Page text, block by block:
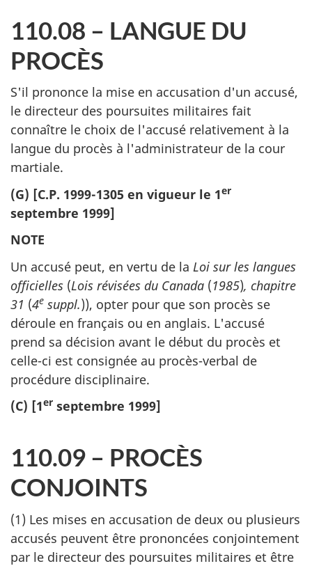
110.08 – LANGUE DU
PROCÈS
S'il prononce la mise en accusation d'un accusé,
le directeur des poursuites militaires fait
connaître le choix de l'accusé relativement à la
langue du procès à l'administrateur de la cour
martiale.
(G) [C.P. 1999-1305 en vigueur le 1er
septembre 1999]
NOTE
Un accusé peut, en vertu de la Loi sur les langues
officielles (Lois révisées du Canada (1985), chapitre
31 (4e suppl.)), opter pour que son procès se
déroule en français ou en anglais. L'accusé
prend sa décision avant le début du procès et
celle-ci est consignée au procès-verbal de
procédure disciplinaire.
(C) [1er septembre 1999]
110.09 – PROCÈS
CONJOINTS
(1) Les mises en accusation de deux ou plusieurs
accusés peuvent être prononcées conjointement
par le directeur des poursuites militaires et être